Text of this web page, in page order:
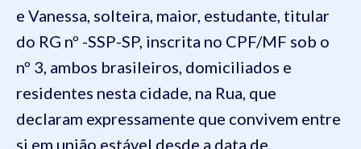
e Vanessa, solteira, maior, estudante, titular
do RG nº -SSP-SP, inscrita no CPF/MF sob o
nº 3, ambos brasileiros, domiciliados e
residentes nesta cidade, na Rua, que
declaram expressamente que convivem entre
si em união estável desde a data de